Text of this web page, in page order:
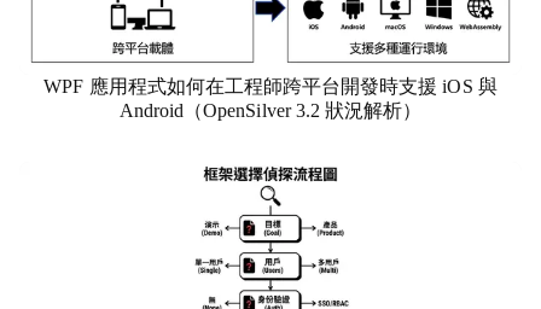
資訊科技
WPF 應用程式如何在工程師跨平台開發時支援 iOS 與
Android（OpenSilver 3.2 狀況解析）